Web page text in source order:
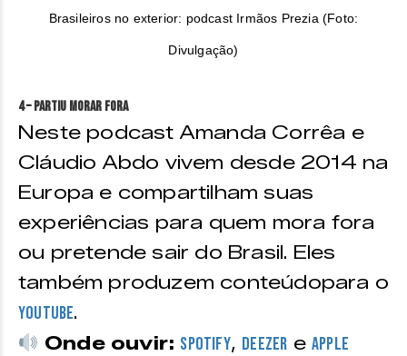
Brasileiros no exterior: podcast Irmãos Prezia (Foto:
Divulgação)
4 – Partiu Morar Fora
Neste podcast Amanda Corrêa e
Cláudio Abdo vivem desde 2014 na
Europa e compartilham suas
experiências para quem mora fora
ou pretende sair do Brasil. Eles
também produzem conteúdopara o
YouTube.
Onde ouvir: Spotify, Deezer eApple